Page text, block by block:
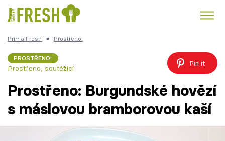
Česká kuchyně
Prima Fresh ■ Prostřeno!
PROSTŘENO!
Prostřeno, soutěžící
Pin it
Prostřeno: Burgundské hovězí
s máslovou bramborovou kaší